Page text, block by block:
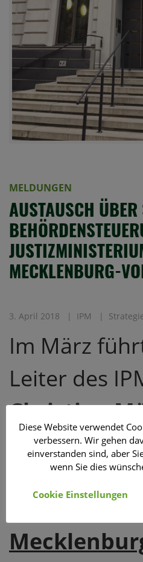
MELDUNGEN
AUSTAUSCH
MECKLENBURG-
3. April 2018 IPM
Im März
Leiter des
Christian
ein
mit dem
Diese Website verwendet
verbessern. Wir gehen
einverstanden sind, aber
wenn Sie dies
Cookie Einstellungen